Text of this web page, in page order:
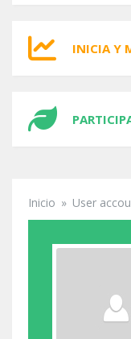
INICIA Y
Se
Inicio » User